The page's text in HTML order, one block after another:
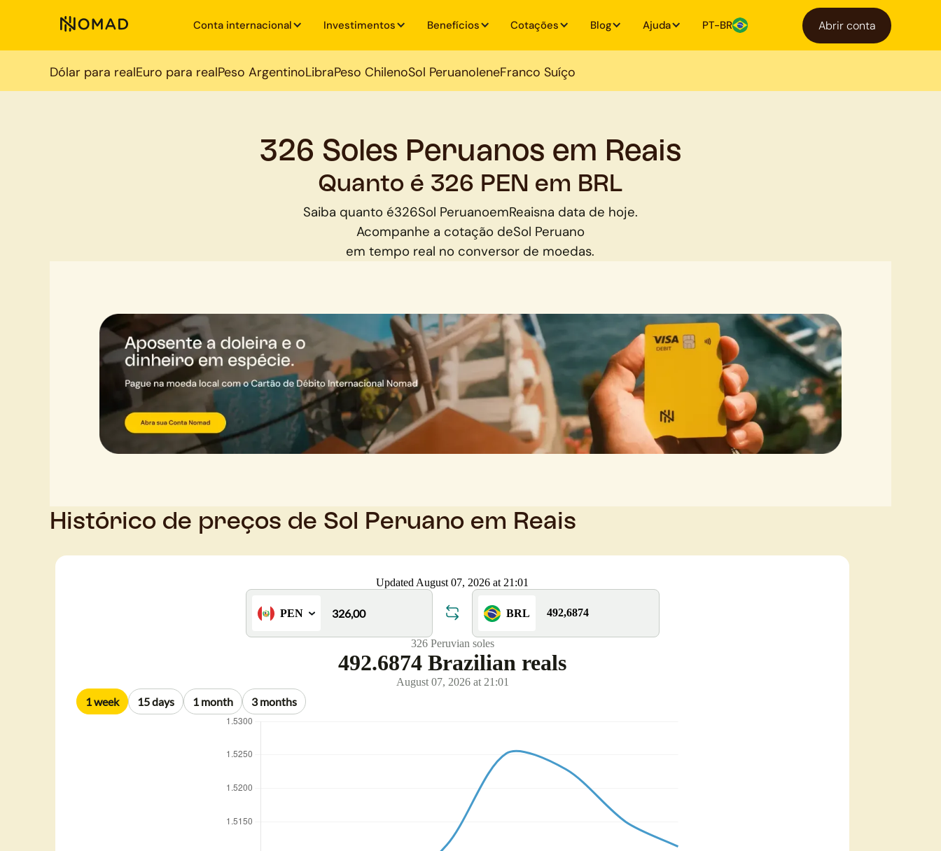
Conta internacional Investimentos Benefícios Cotações Blog Ajuda PT-BR Abrir conta
Dólar para realEuro para realPeso ArgentinoLibraPeso ChilenoSol PeruanoIeneFranco Suíço
326 Soles Peruanos em Reais
Quanto é 326 PEN em BRL
Saiba quanto é326Sol PeruanoemReaisna data de hoje.
Acompanhe a cotação deSol Peruano
em tempo real no conversor de moedas.
Histórico de preços de Sol Peruano em Reais